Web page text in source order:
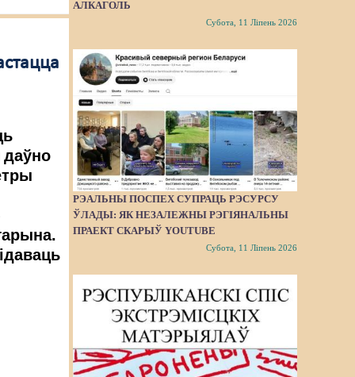
АЛКАГОЛЬ
Субота, 11 Ліпень 2026
РЭАЛЬНЫ ПОСПЕХ СУПРАЦЬ РЭСУРСУ
ЎЛАДЫ: ЯК НЕЗАЛЕЖНЫ РЭГІЯНАЛЬНЫ
ПРАЕКТ СКАРЫЎ YOUTUBE
Субота, 11 Ліпень 2026